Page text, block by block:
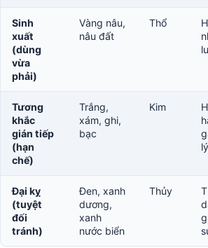
Sinh
xuất
(dùng
vừa
phải)
Vàng nâu,
nâu đất
Thổ
Tương
khắc
gián tiếp
(hạn
chế)
Trắng,
xám, ghi,
bạc
Kim
lý
Đại kỵ
(tuyệt
đối
tránh)
Đen, xanh
dương,
xanh
nước biển
Thủy